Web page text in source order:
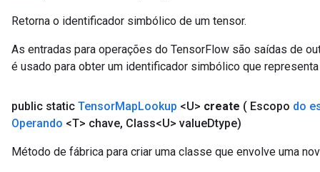
Retorna o identificador simbólico de um tensor.
As entradas para operações do TensorFlow são saídas de
é usado para obter um identificador simbólico que
public static TensorMapLookup <U> create ( Escopo do
Operando <T> chave, Class<U> valueDtype)
Método de fábrica para criar uma classe que envolve uma